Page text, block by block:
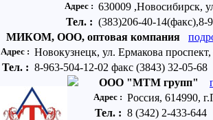
Адрес : 630009 ,Новосибирск,
Тел. : (383)206-40-14(факс),8-
МИКОМ, ООО, оптовая компания
Адрес : Новокузнецк, ул. Ермакова
Тел. : 8-963-504-12-02 факс (3843) 32-05-68
ООО "МТМ групп"
Адрес : Россия, 614990,
Тел. : 8 (342) 2-433-644